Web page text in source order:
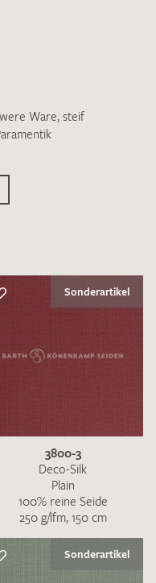
angegebenen Daten
Ware, steif
Sonderartikel
3800-3
Deco-Silk
Plain
100% reine Seide
250 g/lfm, 150 cm
Sonderartikel